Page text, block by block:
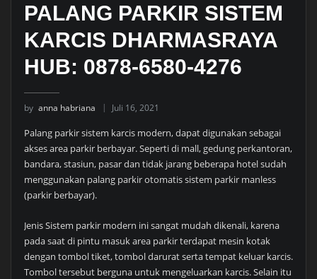
PALANG PARKIR SISTEM
KARCIS DHARMASRAYA
HUB: 0878-6580-4276
by anna habriana Juli 16, 2021
Palang parkir sistem karcis modern, dapat digunakan sebagai
akses area parkir berbayar. Seperti di mall, gedung perkantoran,
bandara, stasiun, pasar dan tidak jarang beberapa hotel sudah
menggunakan palang parkir otomatis sistem parkir manless
(parkir berbayar).
Jenis Sistem parkir modern ini sangat mudah dikenali, karena
pada saat di pintu masuk area parkir terdapat mesin kotak
dengan tombol tiket, tombol darurat serta tempat keluar karcis.
Tombol tersebut berguna untuk mengeluarkan karcis. Selain itu